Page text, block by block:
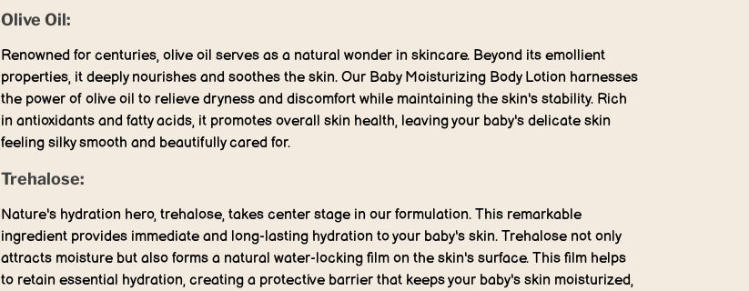
Olive Oil:
Renowned for centuries, olive oil serves as a natural wonder in skincare. Beyond its emollient
properties, it deeply nourishes and soothes the skin. Our Baby Moisturizing Body Lotion harnesses
the power of olive oil to relieve dryness and discomfort while maintaining the skin's stability. Rich
in antioxidants and fatty acids, it promotes overall skin health, leaving your baby's delicate skin
feeling silky smooth and beautifully cared for.
Trehalose:
Nature's hydration hero, trehalose, takes center stage in our formulation. This remarkable
ingredient provides immediate and long-lasting hydration to your baby's skin. Trehalose not only
attracts moisture but also forms a natural water-locking film on the skin's surface. This film helps
to retain essential hydration, creating a protective barrier that keeps your baby's skin moisturized,